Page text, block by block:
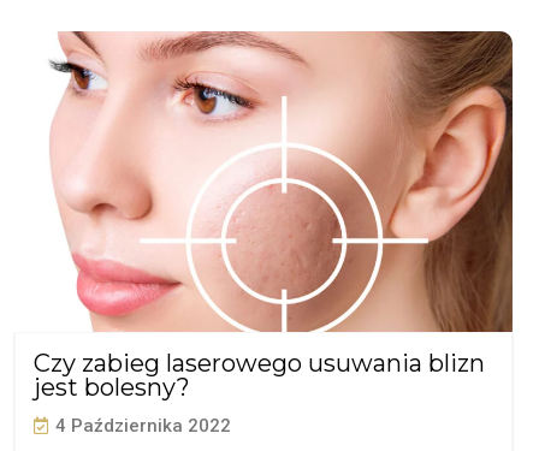
Czy zabieg laserowego usuwania blizn
jest bolesny?
4 Października 2022